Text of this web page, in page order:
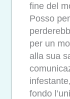
fine del
Posso
per un
alla sua
fondo